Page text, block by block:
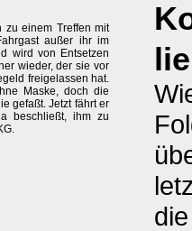
einem Treffen mit
außer ihr im
wird von Entsetzen
wieder, der sie vor
freigelassen hat.
Maske, doch die
gefaßt. Jetzt fährt er
beschließt, ihm zu